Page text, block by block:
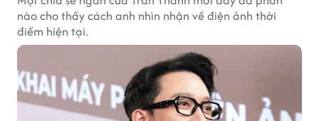
nào cho thấy cách anh nhìn nhận về điện ảnh thời
điểm hiện tại.